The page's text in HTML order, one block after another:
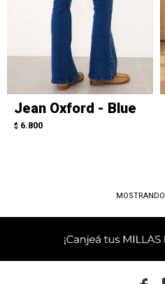
Jean Oxford - Blue
$ 6.800
MOSTRANDO